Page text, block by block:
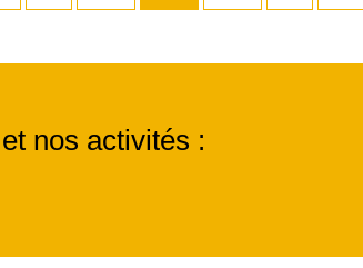
nos activités :